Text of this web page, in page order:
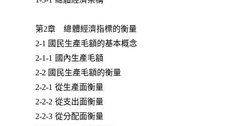
第2章 總體經濟指標的衡量
2-1 國民生產毛額的基本概念
2-1-1 國內生產毛額
2-2 國民生產毛額的衡量
2-2-1 從生產面衡量
2-2-2 從支出面衡量
2-2-3 從分配面衡量